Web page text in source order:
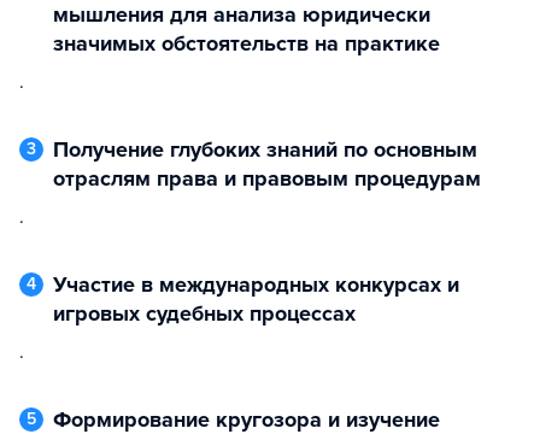
мышления для анализа юридически
значимых обстоятельств на практике
.
3
Получение глубоких знаний по основным
отраслям права и правовым процедурам
.
4
Участие в международных конкурсах и
игровых судебных процессах
.
5
Формирование кругозора и изучение